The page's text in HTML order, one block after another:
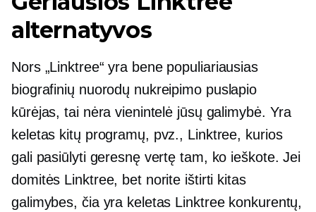
alternatyvos
Nors „Linktree“ yra bene populiariausias
biografinių nuorodų nukreipimo puslapio
kūrėjas, tai nėra vienintelė jūsų galimybė. Yra
keletas kitų programų, pvz., Linktree, kurios
gali pasiūlyti geresnę vertę tam, ko ieškote. Jei
domitės Linktree, bet norite ištirti kitas
galimybes, čia yra keletas Linktree konkurentų,